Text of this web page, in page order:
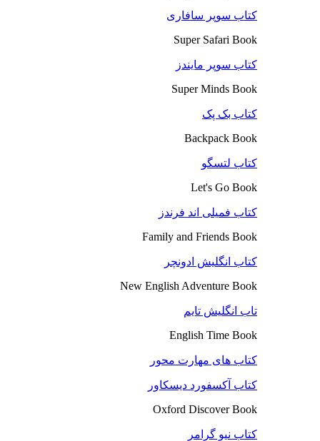
کتاب سوپر سافاری
Super Safari Book
کتاب سوپر مایندز
Super Minds Book
کتاب بک پک
Backpack Book
کتاب لتسگو
Let's Go Book
کتاب فمیلی اند فرندز
Family and Friends Book
کتاب انگلیش ادونچر
New English Adventure Book
تاب انگلیش تایم
English Time Book
کتاب های مهارت محور
کتاب آکسفورد دیسکاور
Oxford Discover Book
کتاب نیو گرامر